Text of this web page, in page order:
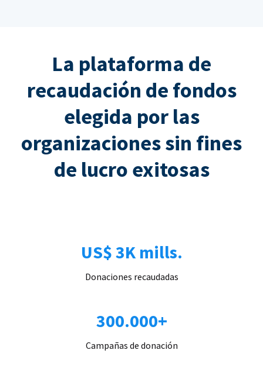
La plataforma de
recaudación de fondos
elegida por las
organizaciones sin fines
de lucro exitosas
US$ 3K mills.
Donaciones recaudadas
300.000+
Campañas de donación